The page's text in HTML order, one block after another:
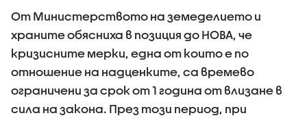
От Министерството на земеделието и
храните обясниха в позиция до НОВА, че
кризисните мерки, една от които е по
отношение на надценките, са времево
ограничени за срок от 1 година от влизане в
сила на закона. През този период, при